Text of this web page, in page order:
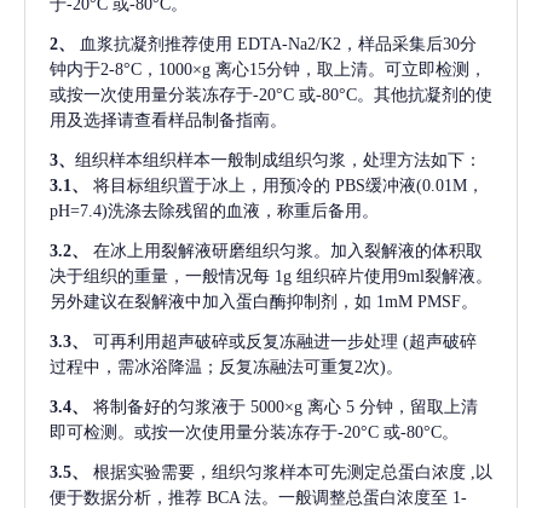
于-20°C 或-80°C。
2、 血浆抗凝剂推荐使用 EDTA-Na2/K2，样品采集后30分
钟内于2-8°C，1000×g 离心15分钟，取上清。可立即检测，
或按一次使用量分装冻存于-20°C 或-80°C。其他抗凝剂的使
用及选择请查看样品制备指南。
3、 组织样本组织样本一般制成组织匀浆，处理方法如下：
3.1、
将目标组织置于冰上，用预冷的 PBS缓冲液(0.01M，
pH=7.4)洗涤去除残留的血液，称重后备用。
3.2、
在冰上用裂解液研磨组织匀浆。加入裂解液的体积取
决于组织的重量，一般情况每 1g 组织碎片使用9ml裂解液。
另外建议在裂解液中加入蛋白酶抑制剂，如 1mM PMSF。
3.3、 可再利用超声破碎或反复冻融进一步处理 (超声破碎
过程中，需冰浴降温；反复冻融法可重复2次)。
3.4、 将制备好的匀浆液于 5000×g 离心 5 分钟，留取上清
即可检测。或按一次使用量分装冻存于-20°C 或-80°C。
3.5、 根据实验需要，组织匀浆样本可先测定总蛋白浓度
,以
便于数据分析，推荐 BCA 法。一般调整总蛋白浓度至 1-